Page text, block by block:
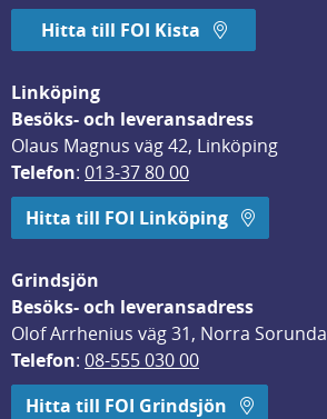
Hitta till FOI Kista
Linköping
Besöks- och leveransadress
Olaus Magnus väg 42, Linköping
Telefon: 013-37 80 00
Hitta till FOI Linköping
Grindsjön
Besöks- och leveransadress
Olof Arrhenius väg 31, Norra Sorunda
Telefon: 08-555 030 00
Hitta till FOI Grindsjön